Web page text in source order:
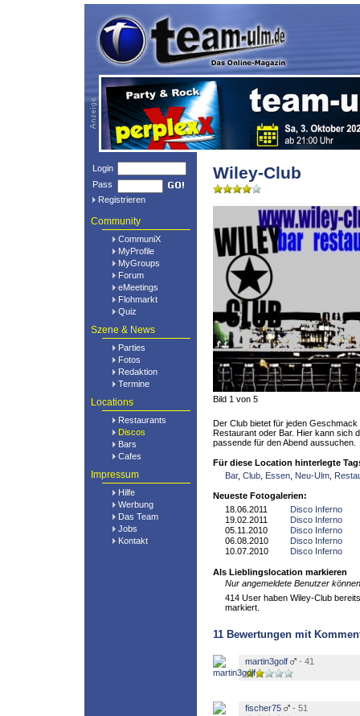
Login
Pass
Registrieren
Community
CommuniX
MyProfile
MyGroups
Forum
eMeetings
Flohmarkt
Quiz
Szene & News
Parties
Fotos
Redaktion
Termine
Locations
Restaurants
Discos
Bars
Cafes
Impressum
Hilfe
Werbung
Das Team
Jobs
Kontakt
Wiley-Club
Bild 1 von 5
Der Club bietet für jeden Geschmack
Restaurant oder Bar. Hier kann sich
passende für den Abend aussuchen.
Für diese Location hinterlegte
Bar, Club Essen Neu-Ulm
Neueste Fotogalerien:
18.06.2011
Disco Inferno
19.02.2011
Disco Inferno
05.11.2010
Disco Inferno
06.08.2010
Disco Inferno
10.07.2010
Disco Inferno
Als Lieblingslocation markieren
Nur angemeldete Benutzer
414 User haben Wiley-Club
markiert.
11 Bewertungen mit
martin3golf - 41
fischer75 - 51